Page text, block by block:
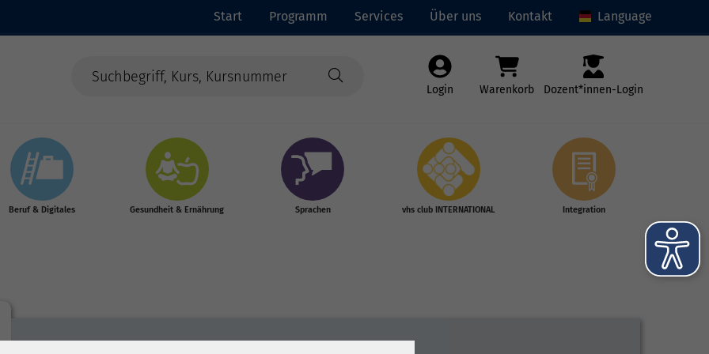
Start Programm Services Über uns Kontakt Language
Login Warenkorb Dozent*innen-Login
Beruf & Digitales Gesundheit & Ernährung Sprachen vhs club INTERNATIONAL Integration